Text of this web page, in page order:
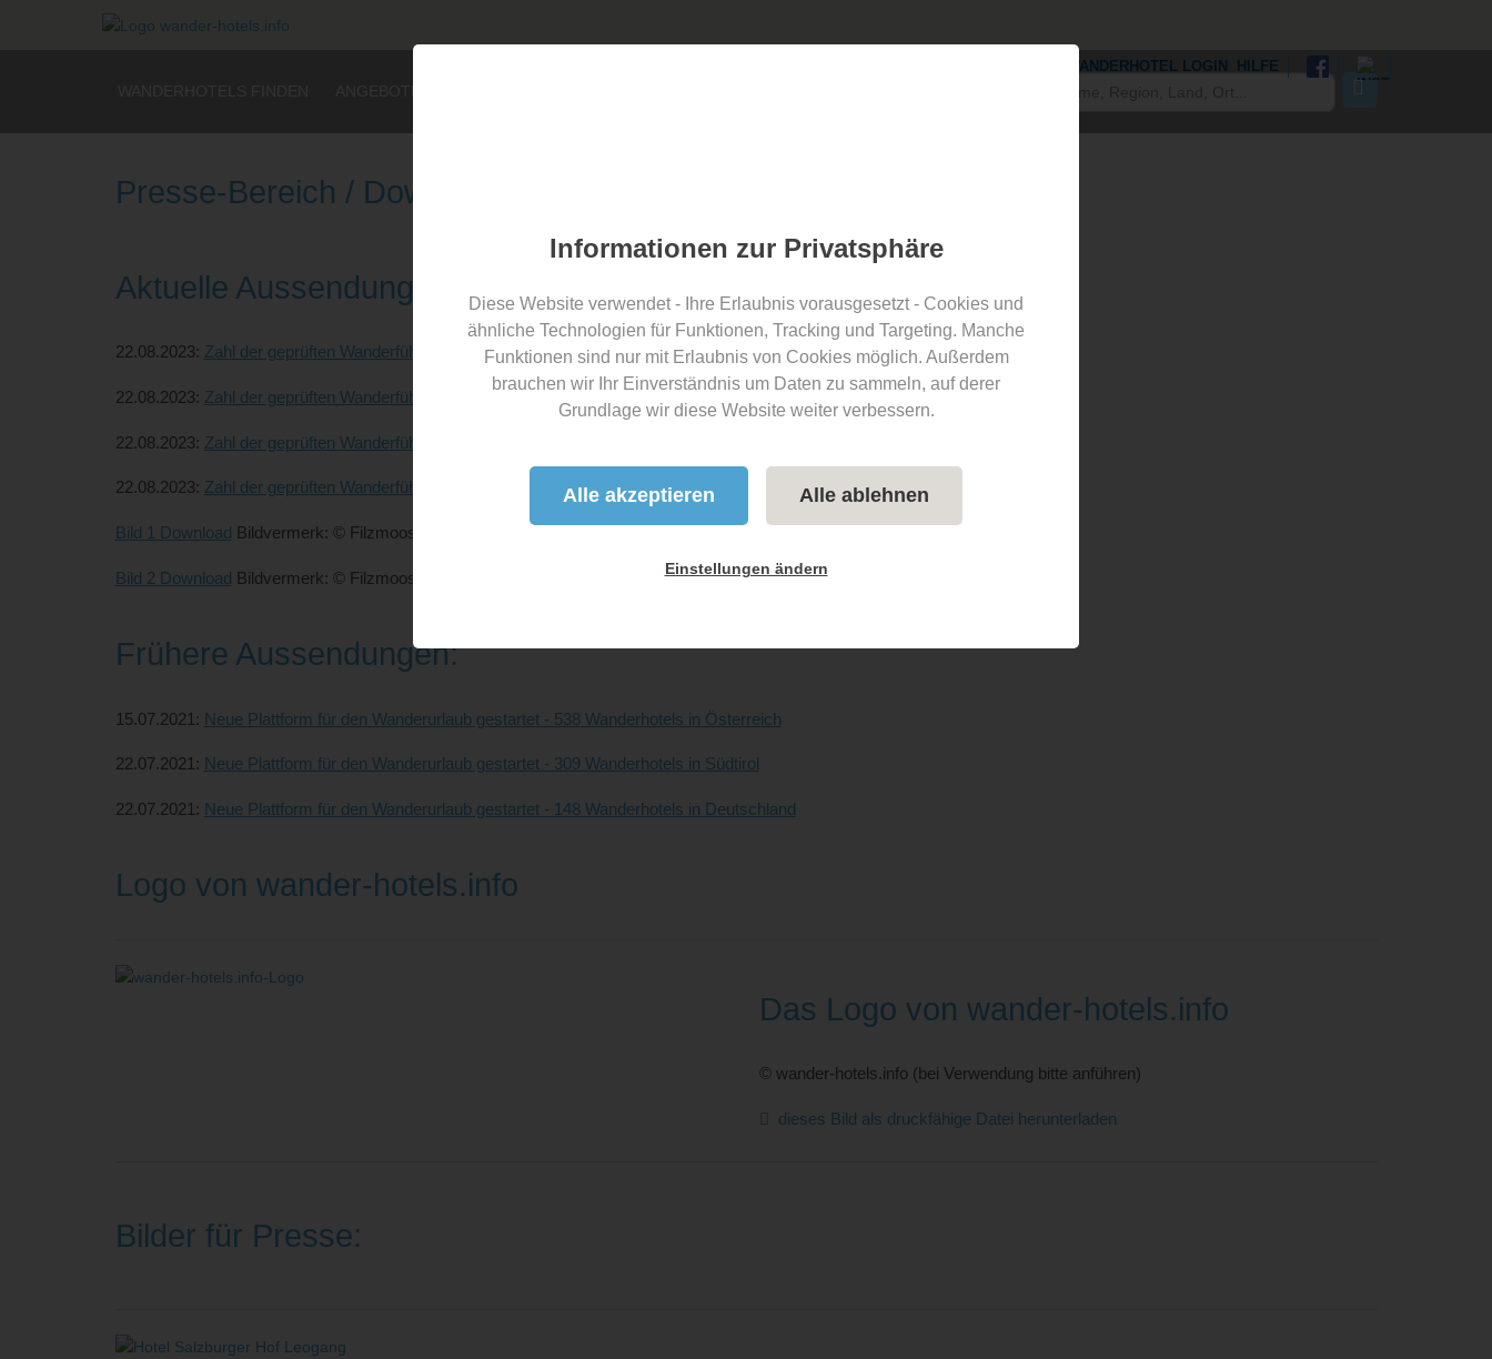
WANDERHOTEL LOGIN HILFE
Presse-Bereich / Downloads
Aktuelle Aussendungen:
22.08.2023: Zahl der geprüften Wanderführer steigt - Österreich
22.08.2023: Zahl der geprüften Wanderführer steigt - Südtirol
22.08.2023: Zahl der geprüften Wanderführer steigt - Deutschland
22.08.2023: Zahl der geprüften Wanderführer steigt - Schweiz
Bild 1 Download Bildvermerk: © Filzmoos Tourismus (bei Verwendung bitte anführen)
Bild 2 Download Bildvermerk: © Filzmoos Tourismus (bei Verwendung bitte anführen)
Frühere Aussendungen:
15.07.2021: Neue Plattform für den Wanderurlaub gestartet - 538 Wanderhotels in Österreich
22.07.2021: Neue Plattform für den Wanderurlaub gestartet - 309 Wanderhotels in Südtirol
22.07.2021: Neue Plattform für den Wanderurlaub gestartet - 148 Wanderhotels in Deutschland
Logo von wander-hotels.info
Das Logo von wander-hotels.info
© wander-hotels.info (bei Verwendung bitte anführen)
dieses Bild als druckfähige Datei herunterladen
Bilder für Presse:
Informationen zur Privatsphäre
Diese Website verwendet - Ihre Erlaubnis vorausgesetzt - Cookies und
ähnliche Technologien für Funktionen, Tracking und Targeting. Manche
Funktionen sind nur mit Erlaubnis von Cookies möglich. Außerdem
brauchen wir Ihr Einverständnis um Daten zu sammeln, auf derer
Grundlage wir diese Website weiter verbessern.
Alle akzeptieren Alle ablehnen
Einstellungen ändern